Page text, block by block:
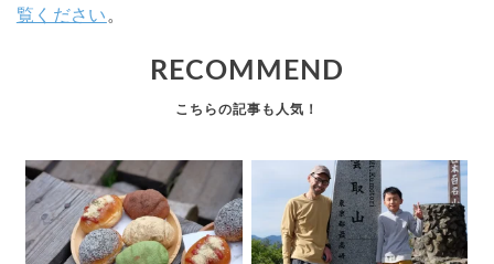
覧ください 。
RECOMMEND